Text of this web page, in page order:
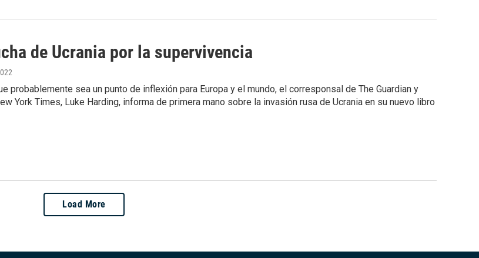
de Ucrania por la supervivencia
probablemente sea un punto de inflexión para Europa y el mundo, el corresponsal de The Guardian y
York Times, Luke Harding, informa de primera mano sobre la invasión rusa de Ucrania en su nuevo libro
Load More